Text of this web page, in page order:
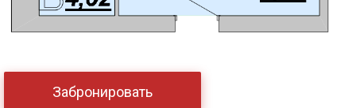
Забронировать